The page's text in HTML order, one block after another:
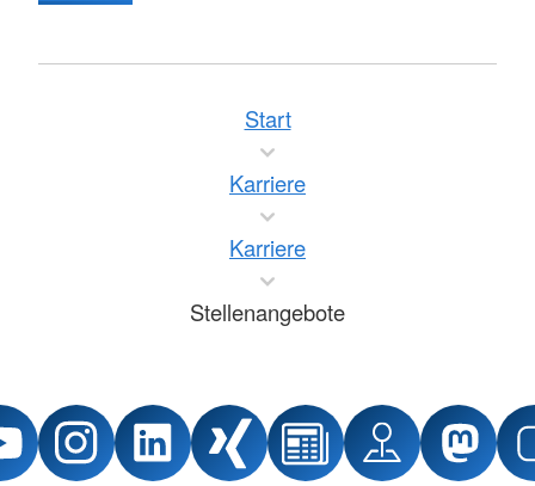
Start
Karriere
Karriere
Stellenangebote